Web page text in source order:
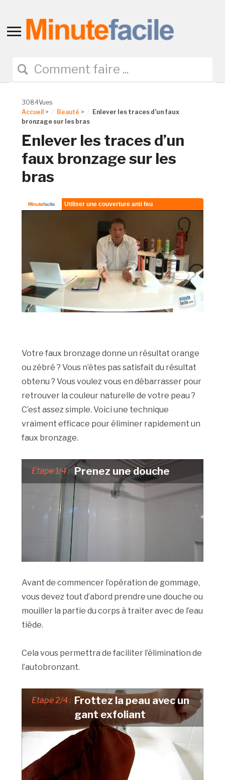
Toggle
navigation
3084Vues
Accueil > Beauté >
Enlever les traces d’un faux
bronzage sur les bras
Enlever les traces d’un
faux bronzage sur les
bras
Votre faux bronzage donne un résultat orange
ou zébré ? Vous n’êtes pas satisfait du résultat
obtenu ? Vous voulez vous en débarrasser pour
retrouver la couleur naturelle de votre peau ?
C’est assez simple. Voici une technique
vraiment efficace pour éliminer rapidement un
faux bronzage.
Etape 1/4 : Prenez une douche
Avant de commencer l’opération de gommage,
vous devez tout d’abord prendre une douche ou
mouiller la partie du corps à traiter avec de l’eau
tiède.
Cela vous permettra de faciliter l’élimination de
l’autobronzant.
Etape 2/4 : Frottez la peau avec un
gant exfoliant